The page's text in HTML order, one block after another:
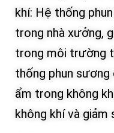
khí: Hệ thống
trong nhà xưởng,
trong môi trường
thống phun
ẩm trong không
không khí và